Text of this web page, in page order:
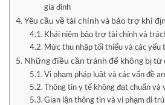
gia đình
Yêu cầu về tài chính và bảo trợ khi
Khái niệm bảo trợ tài chính và
Mức thu nhập tối thiểu và các yếu
Những điều cần tránh để không bị
Vi phạm pháp luật và các vấn đề
Thông tin y tế không đạt chuẩn và
Gian lận thông tin và vi phạm di